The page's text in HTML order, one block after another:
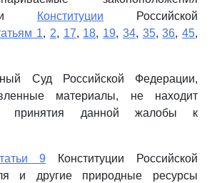
Конституции Российской
1, 2, 17, 18, 19, 34, 35,36,45,
Суд Российской Федерации,
материалы, не находит
принятия данной жалобы к
9 Конституции Российской
и другие природные ресурсы